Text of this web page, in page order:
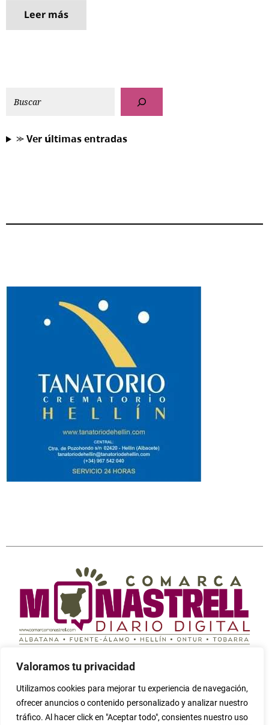
Valoramos tu privacidad
Utilizamos cookies para mejorar tu experiencia de navegación,
ofrecer anuncios o contenido personalizado y analizar nuestro
tráfico. Al hacer click en "Aceptar todo", consientes nuestro uso
Leer más
⪼ 𝗩𝗲𝗿 𝘂́𝗹𝘁𝗶𝗺𝗮𝘀 𝗲𝗻𝘁𝗿𝗮𝗱𝗮𝘀
sobre todo lo que ocurre en la Comarca Campos de
Hellín (Albatana, Fuente-Álamo, Hellín, Ontur y Tobarra)
¿Cómo calificarías tu experiencia?
Seleccione
una
opción